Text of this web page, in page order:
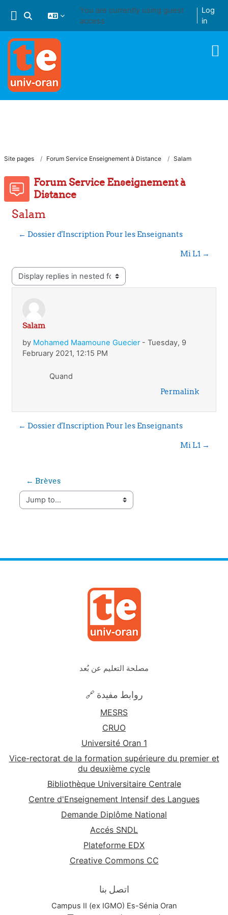
Toggle search input
You are currently using guest
access
Log
in
Site pages Forum Service Enseignement à Distance Salam
Forum Service Enseignement à
Distance
Salam
← Dossier d'Inscription Pour les Enseignants
Mi L1 →
Display mode
Salam
by Mohamed Maamoune Guecier- Tuesday, 9
February 2021, 12:15 PM
Number of replies: 0
Quand
Permalink
← Dossier d'Inscription Pour les Enseignants
Mi L1 →
← Brèves
Jump to...
مصلحة التعليم عن بُعد
🔗 روابط مفيدة
MESRS
CRUO
Université Oran 1
Vice-rectorat de la formation supérieure du premier et
du deuxième cycle
Bibliothèque Universitaire Centrale
Centre d'Enseignement Intensif des Langues
Demande Diplôme National
Accés SNDL
Plateforme EDX
Creative Commons CC
اتصل بنا
Campus II (ex IGMO) Es-Sénia Oran